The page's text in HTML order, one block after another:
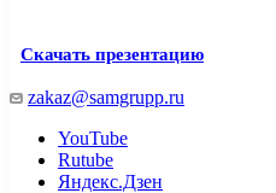
Скачать презентацию
zakaz@samgrupp.ru
YouTube
Rutube
Яндекс.Дзен